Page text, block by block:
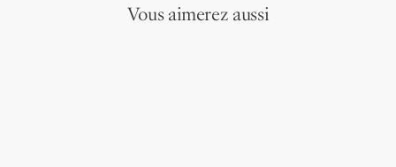
Vous aimerez aussi